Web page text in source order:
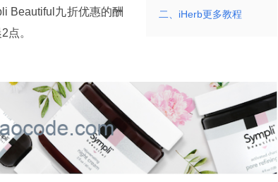
二、iHerb更多教程
Beautiful九折优惠的酬
点。